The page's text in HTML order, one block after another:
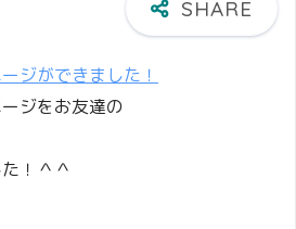
ジができました！
ジをお友達の
！＾＾